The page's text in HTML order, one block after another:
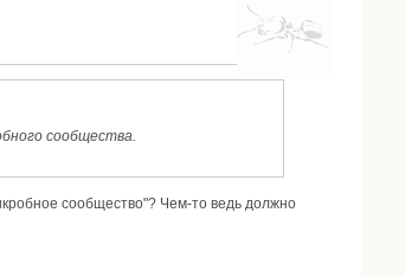
сообщества.
сообщество"? Чем-то ведь должно